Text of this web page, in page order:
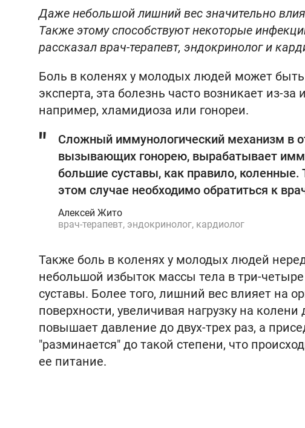
Даже небольшой лишний вес значительно
Также этому способствуют некоторые
рассказал врач-терапевт, эндокринолог и
Боль в коленях у молодых людей может
эксперта, эта болезнь часто возникает из-
например, хламидиоза или гонореи.
Сложный иммунологический механизм в
вызывающих гонорею, вырабатывает
большие суставы, как правило,
этом случае необходимо обратиться к
Алексей Жито
врач-терапевт, эндокринолог, кардиолог
Также боль в коленях у молодых людей
небольшой избыток массы тела в три-
суставы. Более того, лишний вес влияет на
поверхности, увеличивая нагрузку на
повышает давление до двух-трех раз, а
"разминается" до такой степени, что
ее питание.